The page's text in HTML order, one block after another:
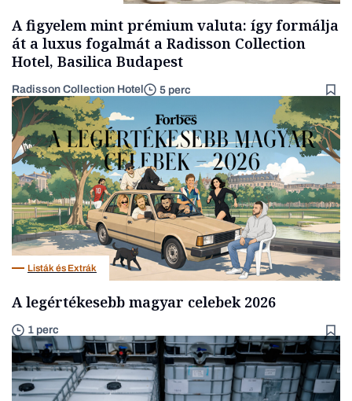
A figyelem mint prémium valuta: így formálja
át a luxus fogalmát a Radisson Collection
Hotel, Basilica Budapest
Radisson Collection Hotel 5 perc
Listák és Extrák
A legértékesebb magyar celebek 2026
1 perc